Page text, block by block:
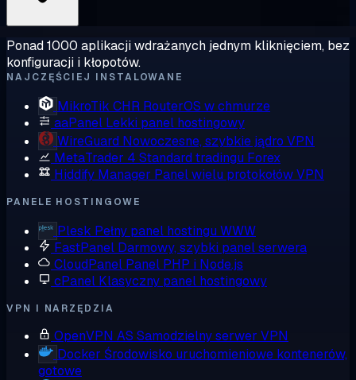
Ponad 1000 aplikacji wdrażanych jednym kliknięciem, bez
konfiguracji i kłopotów.
NAJCZĘŚCIEJ INSTALOWANE
MikroTik CHR RouterOS w chmurze
aaPanel Lekki panel hostingowy
WireGuard Nowoczesne, szybkie jądro VPN
MetaTrader 4 Standard tradingu Forex
Hiddify Manager Panel wielu protokołów VPN
PANELE HOSTINGOWE
Plesk Pełny panel hostingu WWW
FastPanel Darmowy, szybki panel serwera
CloudPanel Panel PHP i Node.js
cPanel Klasyczny panel hostingowy
VPN I NARZĘDZIA
OpenVPN AS Samodzielny serwer VPN
Docker Środowisko uruchomieniowe kontenerów,
gotowe